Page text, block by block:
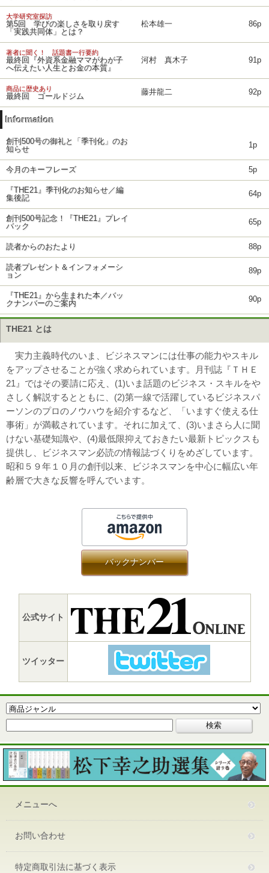
大学研究室探訪
第5回 学びの楽しさを取り戻す
「実践共同体」とは？
松本雄一 86p
著者に聞く！ 話題書一行要約
最終回『外資系金融ママがわが子
へ伝えたい人生とお金の本質』
河村 真木子 91p
商品に歴史あり
最終回 ゴールドジム 藤井龍二 92p
Information
創刊500号の御礼と「季刊化」のお
知らせ
1p
今月のキーフレーズ 5p
『THE21』季刊化のお知らせ／編
集後記
64p
創刊500号記念！『THE21』プレイ
バック
65p
読者からのおたより 88p
読者プレゼント＆インフォメーシ
ョン
89p
『THE21』から生まれた本／バッ
クナンバーのご案内
90p
THE21 とは
実力主義時代のいま、ビジネスマンには仕事の能力やスキル
をアップさせることが強く求められています。月刊誌『ＴＨＥ
21』ではその要請に応え、(1)いま話題のビジネス・スキルをや
さしく解説するとともに、(2)第一線で活躍しているビジネスパ
ーソンのプロのノウハウを紹介するなど、「いますぐ使える仕
事術」が満載されています。それに加えて、(3)いまさら人に聞
けない基礎知識や、(4)最低限抑えておきたい最新トピックスも
提供し、ビジネスマン必読の情報誌づくりをめざしています。
昭和５９年１０月の創刊以来、ビジネスマンを中心に幅広い年
齢層で大きな反響を呼んでいます。
バックナンバー
公式サイト
ツイッター
メニューへ
お問い合わせ
特定商取引法に基づく表示